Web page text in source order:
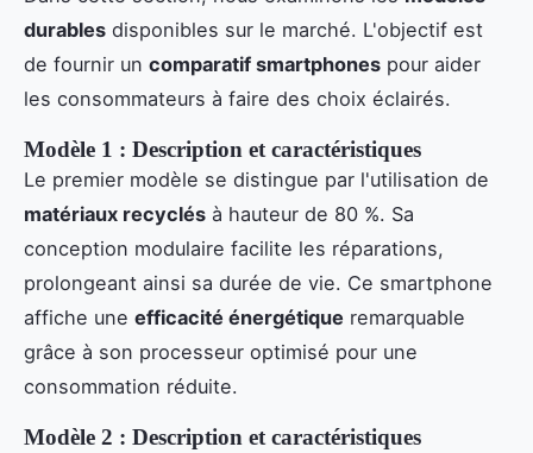
durables disponibles sur le marché. L'objectif est
de fournir un comparatif smartphones pour aider
les consommateurs à faire des choix éclairés.
Modèle 1 : Description et caractéristiques
Le premier modèle se distingue par l'utilisation de
matériaux recyclés à hauteur de 80 %. Sa
conception modulaire facilite les réparations,
prolongeant ainsi sa durée de vie. Ce smartphone
affiche une efficacité énergétique remarquable
grâce à son processeur optimisé pour une
consommation réduite.
Modèle 2 : Description et caractéristiques